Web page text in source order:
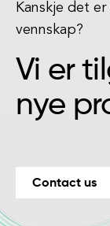
Kanskje det
vennskap?
Vi er
nye
Contact us